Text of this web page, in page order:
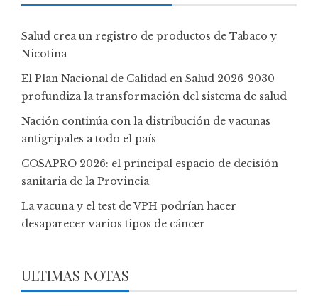
Salud crea un registro de productos de Tabaco y
Nicotina
El Plan Nacional de Calidad en Salud 2026-2030
profundiza la transformación del sistema de salud
Nación continúa con la distribución de vacunas
antigripales a todo el país
COSAPRO 2026: el principal espacio de decisión
sanitaria de la Provincia
La vacuna y el test de VPH podrían hacer
desaparecer varios tipos de cáncer
ULTIMAS NOTAS